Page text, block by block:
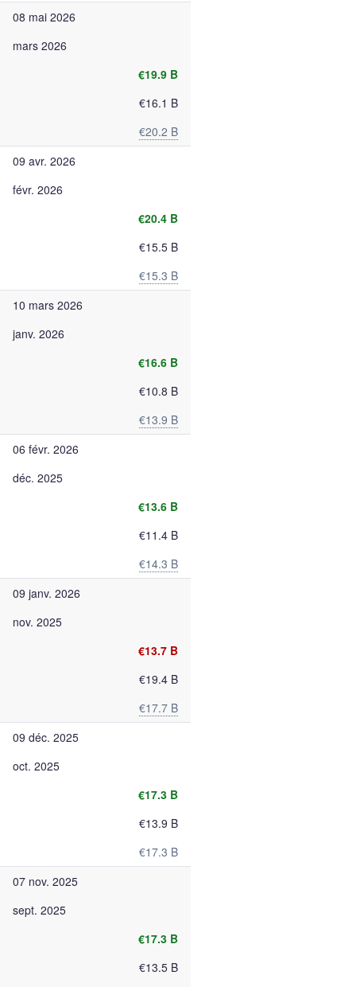
08 mai 2026
mars 2026
€19.9 B
€16.1 B
€20.2 B
09 avr. 2026
févr. 2026
€20.4 B
€15.5 B
€15.3 B
10 mars 2026
janv. 2026
€16.6 B
€10.8 B
€13.9 B
06 févr. 2026
déc. 2025
€13.6 B
€11.4 B
€14.3 B
09 janv. 2026
nov. 2025
€13.7 B
€19.4 B
€17.7 B
09 déc. 2025
oct. 2025
€17.3 B
€13.9 B
€17.3 B
07 nov. 2025
sept. 2025
€17.3 B
€13.5 B